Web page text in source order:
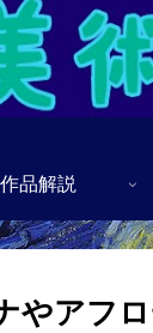
作品解説
やアフ